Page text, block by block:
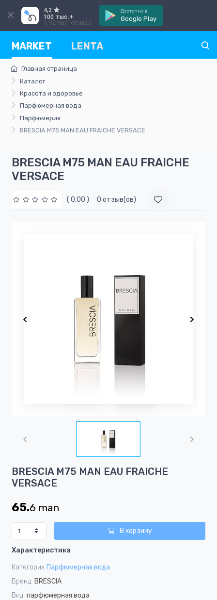
4,2
100 тыс.+
1,92 тыс. отзыва
Доступно в
Google Play
MARKET LENTA
Главная страница
Каталог
Красота и здоровье
Парфюмерная вода
Парфюмерия
BRESCIA M75 MAN EAU FRAICHE VERSACE
BRESCIA M75 MAN EAU FRAICHE
VERSACE
( 0.00 ) 0 отзыв(ов)
1
of
BRESCIA M75 MAN EAU FRAICHE
VERSACE
65.6 man
В корзину
Характеристика
Категория Парфюмерная вода
Бренд: BRESCIA
Вид: парфюмерная вода